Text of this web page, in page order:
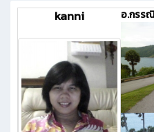
kanni อ.กรร